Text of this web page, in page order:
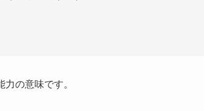
の意味です。